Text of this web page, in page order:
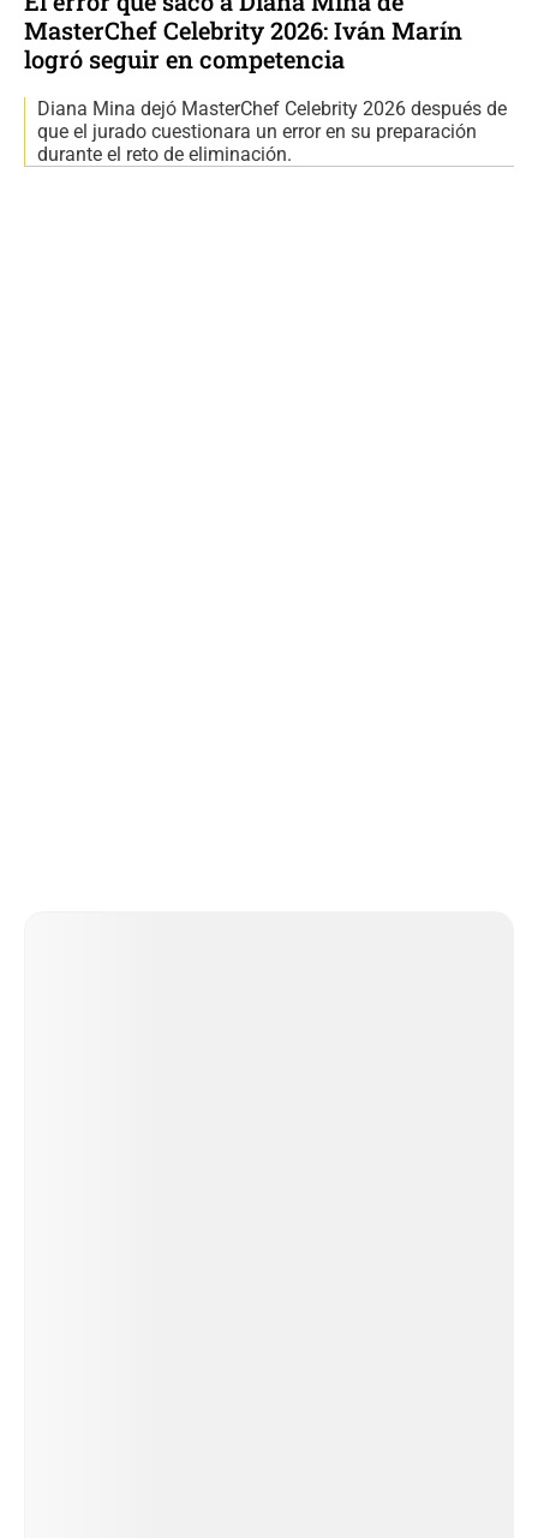
MasterChef Celebrity 2026: Iván Marín
logró seguir en competencia
Diana Mina dejó MasterChef Celebrity 2026 después de
que el jurado cuestionara un error en su preparación
durante el reto de eliminación.